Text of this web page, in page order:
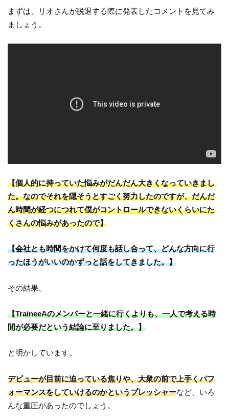
まずは、リオさんが脱退する際に発表したコメントを見てみ
ましょう。
【個人的に持っていた悩みがだんだん大きくなっていきまし
た。なのでそれを隠そうとすごく努力したのですが、だんだ
ん時間が経つにつれて僕がコントロールできないくらいにた
くさんの悩みがあったので】
【会社とも時間をかけて何度も話し合って、どんな方向に行
ったほうがいいのかずっと話をしてきました。】
その結果、
【TraineeAのメンバーと一緒に行くよりも、一人で考える時
間が必要だという結論に至りました。】
と明かしています。
デビューが目前に迫っている焦りや、大衆の前で上手くパフ
ォーマンスをしていけるのかというプレッシャーなど、いろ
んな重圧があったのでしょう。